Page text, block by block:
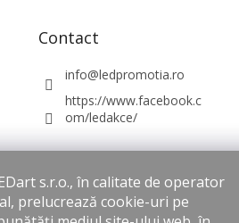
s.r.o., în calitate de operator
prelucrează cookie-uri pe
Contact
info@ledpromotia.ro
https://www.facebook.c
om/ledakce/